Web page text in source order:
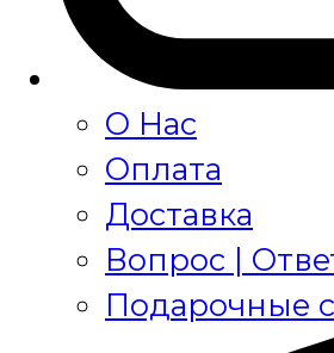
О Нас
Оплата
Доставка
Вопрос |
Подарочные